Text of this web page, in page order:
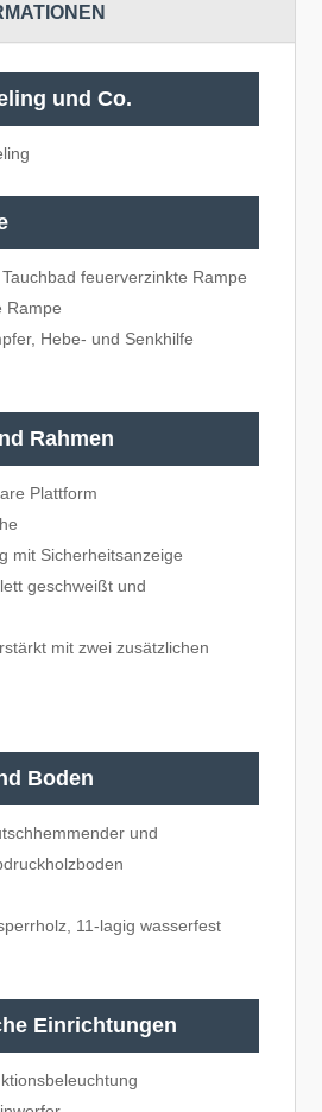
und Co.
feuerverzinkte Rampe
Rampe
Hebe- und Senkhilfe
Rahmen
Plattform
mit Sicherheitsanzeige
geschweißt und
mit zwei zusätzlichen
Boden
und
11-lagig wasserfest
Einrichtungen